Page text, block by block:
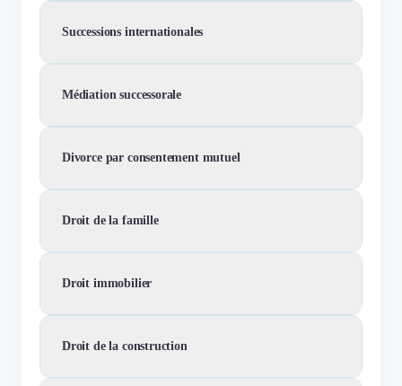
Successions internationales
Médiation successorale
Divorce par consentement mutuel
Droit de la famille
Droit immobilier
Droit de la construction